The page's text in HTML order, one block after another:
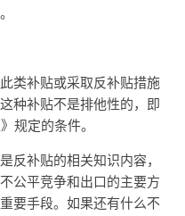
类补贴或采取反补贴措施
种补贴不是排他性的，即
规定的条件。
反补贴的相关知识内容，
公平竞争和出口的主要方
要手段。如果还有什么不